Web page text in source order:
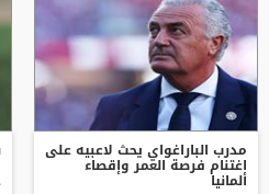
مدرب الباراغواي يحث لاعبيه على
اغتنام فرصة العمر وإقصاء
ألمانيا